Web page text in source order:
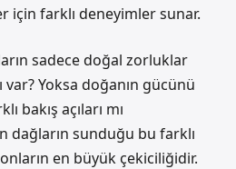
için farklı deneyimler sunar.
sadece doğal zorluklar
var? Yoksa doğanın gücünü
bakış açıları mı
dağların sunduğu bu farklı
onların en büyük çekiciliğidir.